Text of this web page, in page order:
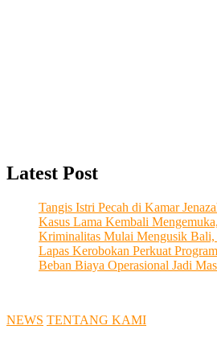
Latest Post
Tangis Istri Pecah di Kamar
Kasus Lama Kembali
Kriminalitas Mulai Mengusik Bali,
Lapas Kerobokan Perkuat
Beban Biaya Operasional Jadi
NEWS TENTANG KAMI